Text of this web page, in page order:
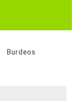
Burdeos